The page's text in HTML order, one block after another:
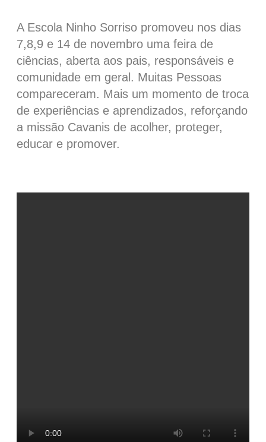
A Escola Ninho Sorriso promoveu nos dias
7,8,9 e 14 de novembro uma feira de
ciências, aberta aos pais, responsáveis e
comunidade em geral. Muitas Pessoas
compareceram. Mais um momento de troca
de experiências e aprendizados, reforçando
a missão Cavanis de acolher, proteger,
educar e promover.